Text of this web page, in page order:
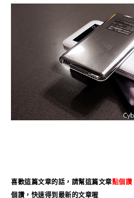
喜歡這篇文章的話，請幫這篇文章點個讚
個讚，快速得到最新的文章喔